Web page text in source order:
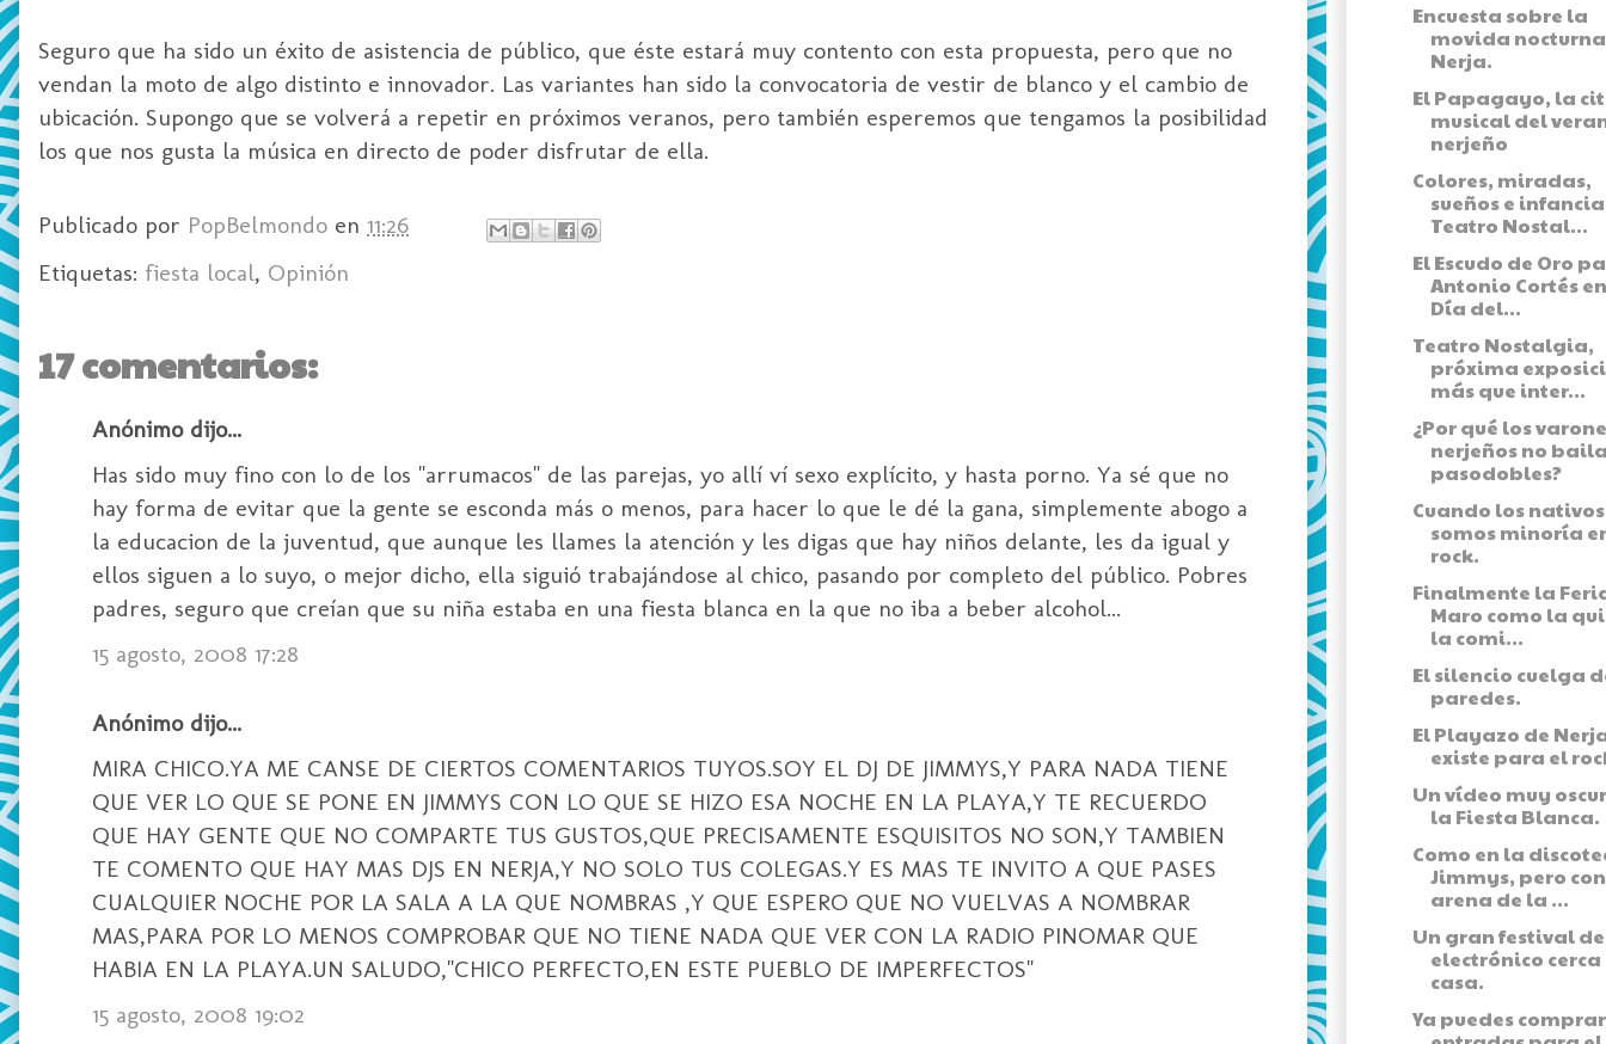
Seguro que ha sido un éxito de asistencia de público, que éste estará muy contento con esta propuesta, pero que no
vendan la moto de algo distinto e innovador. Las variantes han sido la convocatoria de vestir de blanco y el cambio de
ubicación. Supongo que se volverá a repetir en próximos veranos, pero también esperemos que tengamos la posibilidad
los que nos gusta la música en directo de poder disfrutar de ella.
Publicado por PopBelmondo en 11:26
Etiquetas: fiesta local, Opinión
17 comentarios:
Anónimo dijo...
Has sido muy fino con lo de los "arrumacos" de las parejas, yo allí ví sexo explícito, y hasta porno. Ya sé que no
hay forma de evitar que la gente se esconda más o menos, para hacer lo que le dé la gana, simplemente abogo a
la educacion de la juventud, que aunque les llames la atención y les digas que hay niños delante, les da igual y
ellos siguen a lo suyo, o mejor dicho, ella siguió trabajándose al chico, pasando por completo del público. Pobres
padres, seguro que creían que su niña estaba en una fiesta blanca en la que no iba a beber alcohol...
15 agosto, 2008 17:28
Anónimo dijo...
MIRA CHICO.YA ME CANSE DE CIERTOS COMENTARIOS TUYOS.SOY EL DJ DE JIMMYS,Y PARA NADA TIENE
QUE VER LO QUE SE PONE EN JIMMYS CON LO QUE SE HIZO ESA NOCHE EN LA PLAYA,Y TE RECUERDO
QUE HAY GENTE QUE NO COMPARTE TUS GUSTOS,QUE PRECISAMENTE ESQUISITOS NO SON,Y TAMBIEN
TE COMENTO QUE HAY MAS DJS EN NERJA,Y NO SOLO TUS COLEGAS.Y ES MAS TE INVITO A QUE PASES
CUALQUIER NOCHE POR LA SALA A LA QUE NOMBRAS ,Y QUE ESPERO QUE NO VUELVAS A NOMBRAR
MAS,PARA POR LO MENOS COMPROBAR QUE NO TIENE NADA QUE VER CON LA RADIO PINOMAR QUE
HABIA EN LA PLAYA.UN SALUDO,"CHICO PERFECTO,EN ESTE PUEBLO DE IMPERFECTOS"
15 agosto, 2008 19:02
Encuesta sobre la
movida
Nerja.
El Papagayo, la
musical del
nerjeño
Colores, miradas,
sueños e
Teatro Nostal...
El Escudo de Oro
Antonio Cortés
Día del...
Teatro Nostalgia,
próxima
más que inter...
¿Por qué los
nerjeños no
pasodobles?
Cuando los nativos
somos minoría
rock.
Finalmente la
Maro como la
la comi...
El silencio cuelga
paredes.
El Playazo de
existe para el
Un vídeo muy
la Fiesta Blanca.
Como en la
Jimmys, pero con
arena de la ...
Un gran festival
electrónico cerca
casa.
Ya puedes